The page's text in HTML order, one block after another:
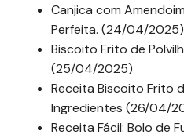
Canjica com
Perfeita. (24/04/2025)
Biscoito Frito de
(25/04/2025)
Receita Biscoito Frito
Ingredientes (26/04/
Receita Fácil: Bolo de